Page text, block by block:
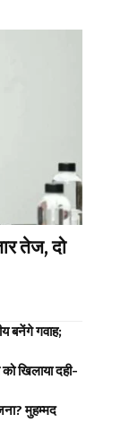
तेज, दो
बनेंगे गवाह;
खिलाया दही-
मुहम्मद